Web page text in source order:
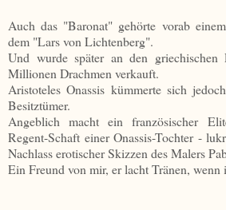
Auch das "Baronat" gehörte vorab
dem "Lars von Lichtenberg".
Und wurde später an den griechischen
Millionen Drachmen verkauft.
Aristoteles Onassis kümmerte sich
Besitztümer.
Angeblich macht ein französischer
Regent-Schaft einer Onassis-Tochter -
Nachlass erotischer Skizzen des Malers
Ein Freund von mir, er lacht Tränen, wenn